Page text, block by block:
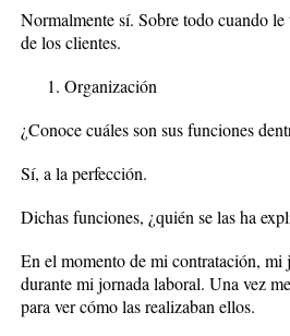
Normalmente sí. Sobre todo cuando le
de los clientes.
Organización
¿Conoce cuáles son sus funciones
Sí, a la perfección.
Dichas funciones, ¿quién se las ha
En el momento de mi contratación, mi
durante mi jornada laboral. Una vez
para ver cómo las realizaban ellos.